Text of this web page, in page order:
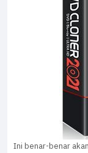
Ini benar-benar